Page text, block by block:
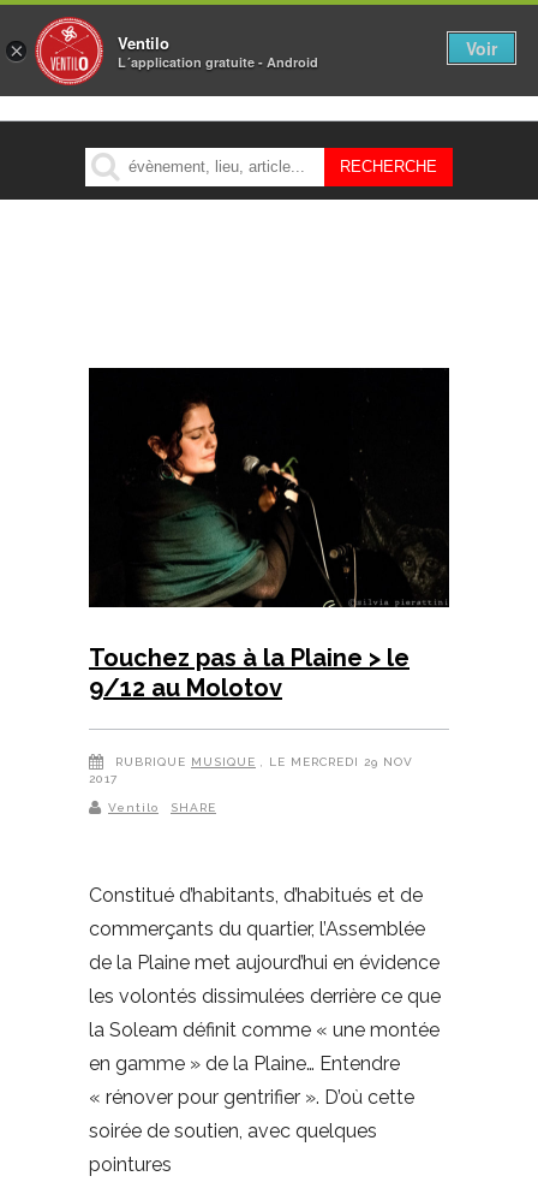
MENU
Touchez pas à la Plaine > le
9/12 au Molotov
RUBRIQUE MUSIQUE
, LE MERCREDI 29 NOV
2017
Ventilo SHARE
Constitué d’habitants, d’habitués et de
commerçants du quartier, l’Assemblée
de la Plaine met aujourd’hui en évidence
les volontés dissimulées derrière ce que
la Soleam définit comme « une montée
en gamme » de la Plaine… Entendre
« rénover pour gentrifier ». D’où cette
soirée de soutien, avec quelques
pointures
× Ventilo
L´application gratuite - Android
Voir